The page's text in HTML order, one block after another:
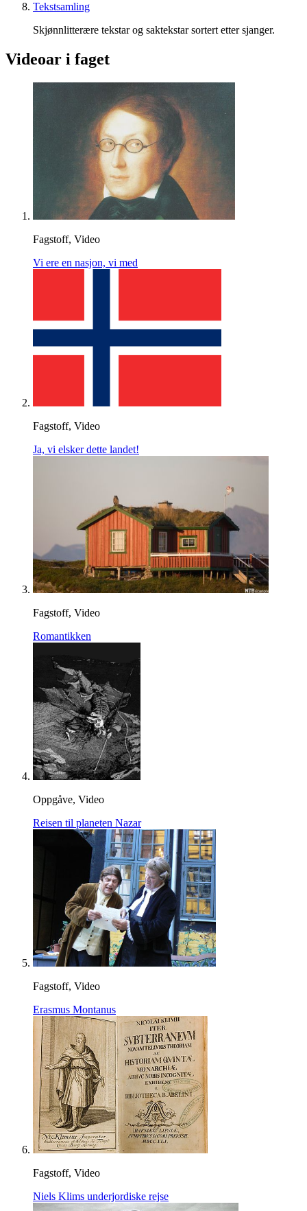
Tekstsamling
Skjønnlitterære tekstar og saktekstar sortert etter sjanger.
Videoar i faget
Fagstoff, Video
Vi ere en nasjon, vi med
Fagstoff, Video
Ja, vi elsker dette landet!
Fagstoff, Video
Romantikken
Oppgåve, Video
Reisen til planeten Nazar
Fagstoff, Video
Erasmus Montanus
Fagstoff, Video
Niels Klims underjordiske rejse